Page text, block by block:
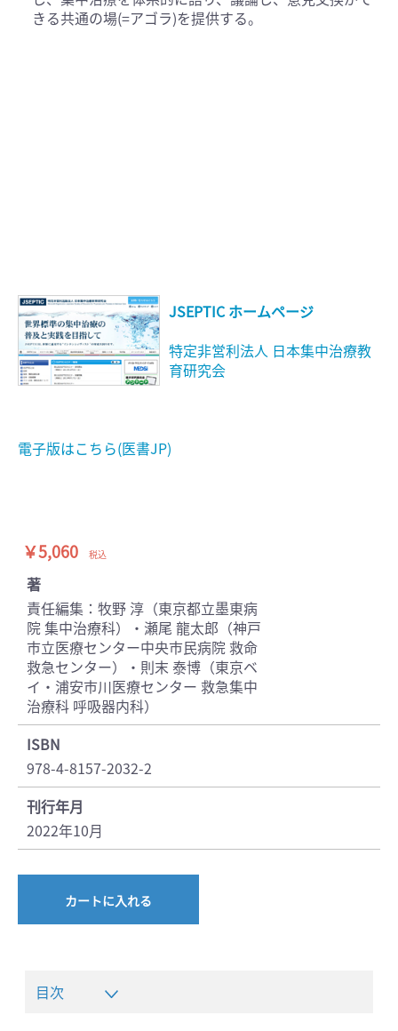
きる共通の場(=アゴラ)を提供する。
JSEPTIC ホームページ
特定非営利法人 日本集中治療教
育研究会
電子版はこちら(医書JP)
￥5,060 税込
著
責任編集：牧野 淳（東京都立墨東病
院 集中治療科）・瀬尾 龍太郎（神戸
市立医療センター中央市民病院 救命
救急センター）・則末 泰博（東京ベ
イ・浦安市川医療センター 救急集中
治療科 呼吸器内科）
ISBN
978-4-8157-2032-2
刊行年月
2022年10月
カートに入れる
目次